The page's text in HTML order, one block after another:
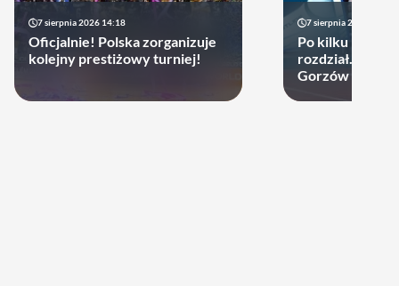
7 sierpnia 2026 14:18
Oficjalnie! Polska zorganizuje
kolejny prestiżowy turniej!
7 sierpnia 2026 13:49
Po kilku latach
rozdział.
Gorzów może